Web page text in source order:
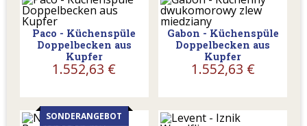
Paco - Küchenspüle
Doppelbecken aus
Kupfer
1.552,63 €
Gabon - Küchenspüle
Doppelbecken aus
Kupfer
1.552,63 €
SONDERANGEBOT